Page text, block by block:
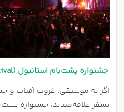
جشنواره پشت‌بام استانبول (Istanbul Rooftop Festival)
اگر به موسیقی، غروب آفتاب و
بسفر علاقه‌مندید، جشنواره